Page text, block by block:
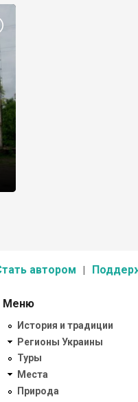
автором
Меню
История и традиции
Регионы Украины
Туры
Места
Природа